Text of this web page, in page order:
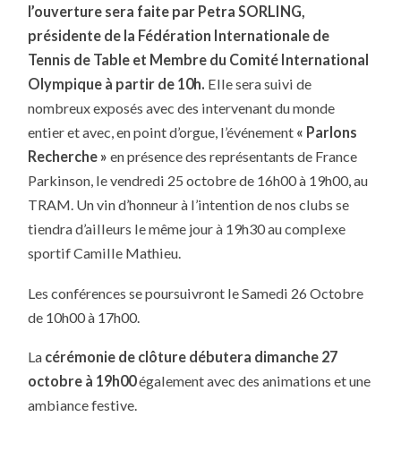
l’ouverture sera faite par Petra SORLING,
présidente de la Fédération Internationale de
Tennis de Table et Membre du Comité International
Olympique à partir de 10h. Elle sera suivi de
nombreux exposés avec des intervenant du monde
entier et avec, en point d’orgue, l’événement « Parlons
Recherche » en présence des représentants de France
Parkinson, le vendredi 25 octobre de 16h00 à 19h00, au
TRAM. Un vin d’honneur à l’intention de nos clubs se
tiendra d’ailleurs le même jour à 19h30 au complexe
sportif Camille Mathieu.
Les conférences se poursuivront le Samedi 26 Octobre
de 10h00 à 17h00.
La cérémonie de clôture débutera dimanche 27
octobre à 19h00également avec des animations et une
ambiance festive.